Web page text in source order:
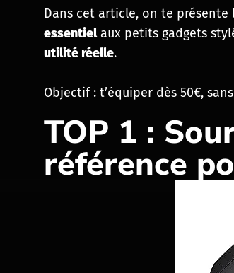
Dans cet article, on te présente
essentielaux petits gadgets
utilité réelle.
Objectif : t’équiper dès 50€,
TOP 1 :
référence